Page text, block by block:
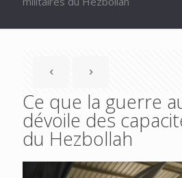
Ce que la guerre
dévoile des
du Hezbollah